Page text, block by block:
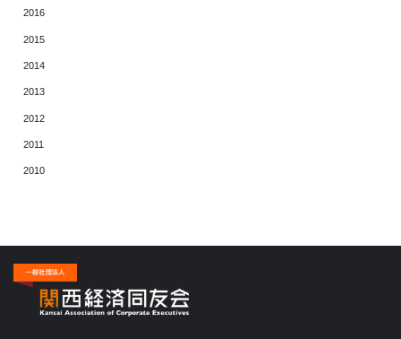
2016
2015
2014
2013
2012
2011
2010